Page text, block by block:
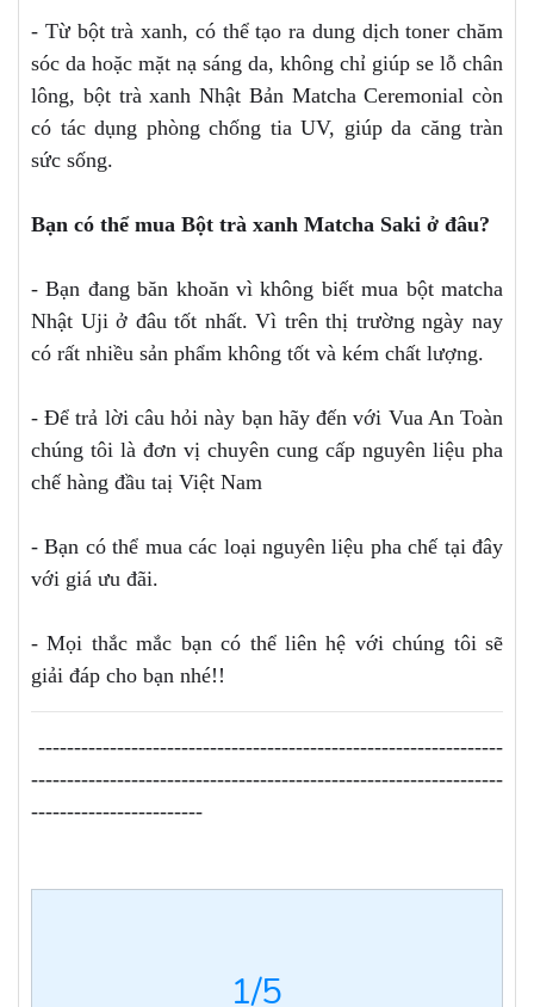
- Từ bột trà xanh, có thể tạo ra dung dịch toner chăm
sóc da hoặc mặt nạ sáng da, không chỉ giúp se lỗ chân
lông, bột trà xanh Nhật Bản Matcha Ceremonial còn
có tác dụng phòng chống tia UV, giúp da căng tràn
sức sống.
Bạn có thể mua Bột trà xanh Matcha Saki ở đâu?
- Bạn đang băn khoăn vì không biết mua bột matcha
Nhật Uji ở đâu tốt nhất. Vì trên thị trường ngày nay
có rất nhiều sản phẩm không tốt và kém chất lượng.
- Để trả lời câu hỏi này bạn hãy đến với Vua An Toàn
chúng tôi là đơn vị chuyên cung cấp nguyên liệu pha
chế hàng đầu taị Việt Nam
- Bạn có thể mua các loại nguyên liệu pha chế tại đây
với giá ưu đãi.
- Mọi thắc mắc bạn có thể liên hệ với chúng tôi sẽ
giải đáp cho bạn nhé!!
-----------------------------------------------------------------
------------------------------------------------------------------
------------------------
1/5